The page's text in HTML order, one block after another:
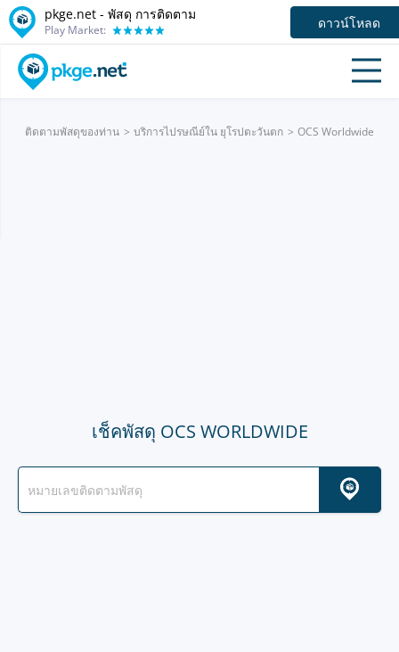
pkge.net - พัสดุ การติดตาม
Play Market: ดาวน์โหลด
ติดตามพัสดุของท่าน บริการไปรษณีย์ใน ยุโรปตะวันตก OCS Worldwide
เช็คพัสดุ OCS WORLDWIDE